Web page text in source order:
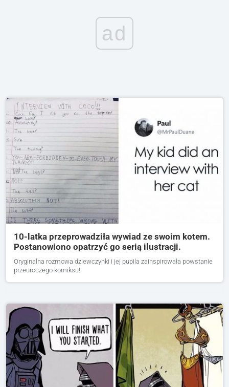
ad
10-latka przeprowadziła wywiad ze swoim kotem.
Postanowiono opatrzyć go serią ilustracji.
Oryginalna rozmowa dziewczynki i jej pupila zainspirowała powstanie
przeuroczego komiksu!